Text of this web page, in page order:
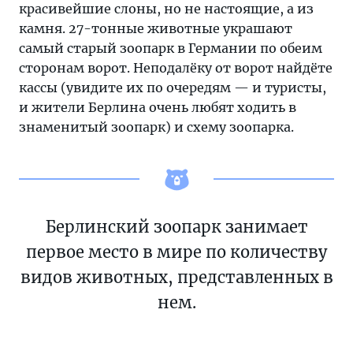
красивейшие слоны, но не настоящие, а из
камня. 27-тонные животные украшают
самый старый зоопарк в Германии по обеим
сторонам ворот. Неподалёку от ворот найдёте
кассы (увидите их по очередям — и туристы,
и жители Берлина очень любят ходить в
знаменитый зоопарк) и схему зоопарка.
Берлинский зоопарк занимает
первое место в мире по количеству
видов животных, представленных в
нем.